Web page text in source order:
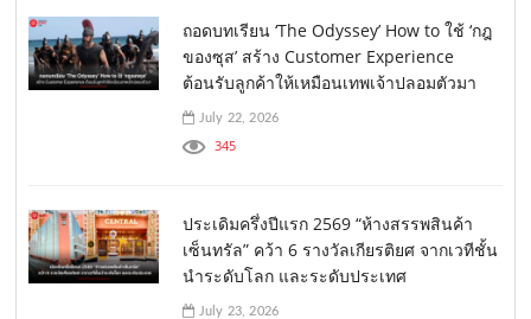
ถอดบทเรียน ‘The Odyssey’ How to ใช้ ‘กฎ
ของซุส’ สร้าง Customer Experience
ต้อนรับลูกค้าให้เหมือนเทพเจ้าปลอมตัวมา
July 22, 2026
345
ประเดิมครึ่งปีแรก 2569 “ห้างสรรพสินค้า
เซ็นทรัล” คว้า 6 รางวัลเกียรติยศ จากเวทีชั้น
นำระดับโลก และระดับประเทศ
July 23, 2026